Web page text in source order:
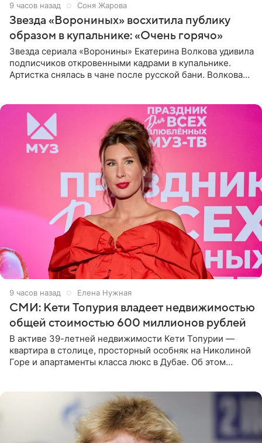
9 часов назад Соня Жарова
Звезда «Ворониных» восхитила публику
образом в купальнике: «Очень горячо»
Звезда сериала «Воронины» Екатерина Волкова удивила
подписчиков откровенными кадрами в купальнике.
Артистка снялась в чане после русской бани. Волкова
9 часов назад Елена Нужная
СМИ: Кети Топурия владеет недвижимостью
общей стоимостью 600 миллионов рублей
В активе 39-летней недвижимости Кети Топурии —
квартира в столице, просторный особняк на Николиной
Горе и апартаменты класса люкс в Дубае. Об этом